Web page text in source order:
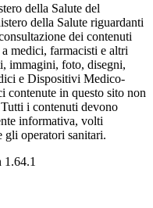
della Salute del
della Salute riguardanti
dei contenuti
medici, farmacisti e altri
immagini, foto, disegni,
e Dispositivi Medico-
in questo sito non
i contenuti devono
informativa, volti
gli operatori sanitari.
1.64.1